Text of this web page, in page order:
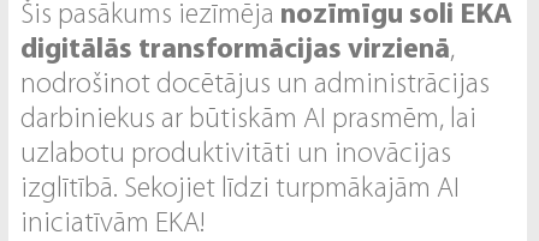
Šis pasākums iezīmēja nozīmīgu soli EKA
digitālās transformācijas virzienā,
nodrošinot docētājus un administrācijas
darbiniekus ar būtiskām AI prasmēm, lai
uzlabotu produktivitāti un inovācijas
izglītībā. Sekojiet līdzi turpmākajām AI
iniciatīvām EKA!